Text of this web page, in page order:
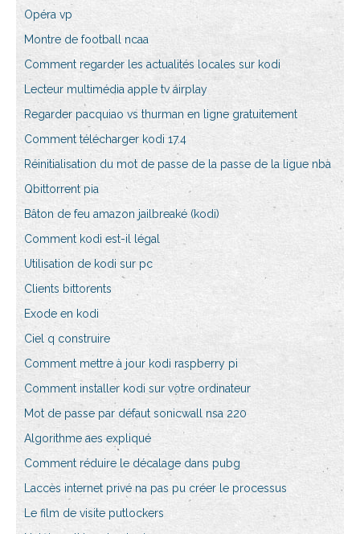
Opéra vp
Montre de football ncaa
Comment regarder les actualités locales sur kodi
Lecteur multimédia apple tv airplay
Regarder pacquiao vs thurman en ligne gratuitement
Comment télécharger kodi 17.4
Réinitialisation du mot de passe de la passe de la ligue nba
Qbittorrent pia
Bâton de feu amazon jailbreaké (kodi)
Comment kodi est-il légal
Utilisation de kodi sur pc
Clients bittorents
Exode en kodi
Ciel q construire
Comment mettre à jour kodi raspberry pi
Comment installer kodi sur votre ordinateur
Mot de passe par défaut sonicwall nsa 220
Algorithme aes expliqué
Comment réduire le décalage dans pubg
Laccès internet privé na pas pu créer le processus
Le film de visite putlockers